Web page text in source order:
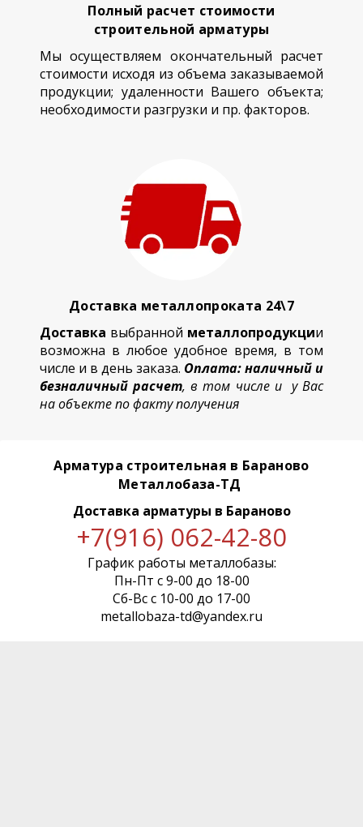
Полный расчет стоимости
строительной арматуры
Мы осуществляем окончательный расчет
стоимости исходя из объема заказываемой
продукции; удаленности Вашего объекта;
необходимости разгрузки и пр. факторов.
Доставка металлопроката 24\7
Доставка выбранной металлопродукции
возможна в любое удобное время, в том
числе и в день заказа. Оплата: наличный и
безналичный расчет, в том числе и у Вас
на объекте по факту получения
Арматура строительная в Бараново
Металлобаза-ТД
Доставка арматуры в Бараново
+7(916) 062-42-80
График работы металлобазы:
Пн-Пт с 9-00 до 18-00
Сб-Вс с 10-00 до 17-00
metallobaza-td@yandex.ru